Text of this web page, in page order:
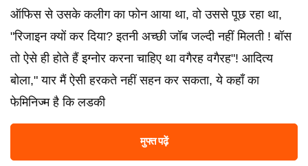
ऑफिस से उसके कलीग का फोन आया था, वो उससे पूछ रहा था,
"रिजाइन क्यों कर दिया? इतनी अच्छी जॉब जल्दी नहीं मिलती ! बॉस
तो ऐसे ही होते हैं इग्नोर करना चाहिए था वगैरह वगैरह"! आदित्य
बोला," यार मैं ऐसी हरकते नहीं सहन कर सकता, ये कहाँ का
फेमिनिज्म है कि लडकी
मुफ्त पढ़ें